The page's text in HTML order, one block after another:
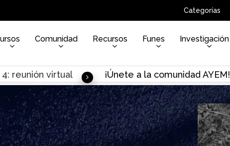
Categorías
Comunidad Recursos Funes Investigación
reunión virtual ¡Únete a la comunidad AYEM!